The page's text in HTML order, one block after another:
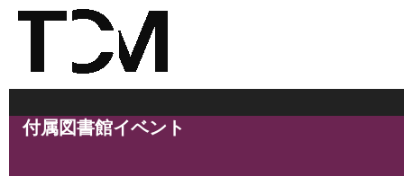
付属図書館イベント